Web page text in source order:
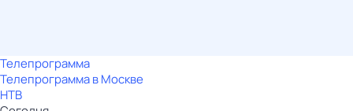
Телепрограмма
Телепрограмма в Москве
НТВ